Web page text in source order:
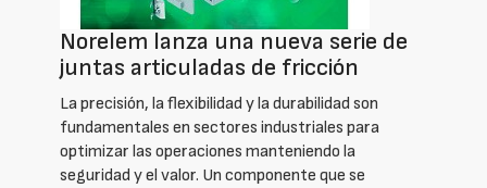
Norelem lanza una nueva serie de
juntas articuladas de fricción
La precisión, la flexibilidad y la durabilidad son
fundamentales en sectores industriales para
optimizar las operaciones manteniendo la
seguridad y el valor. Un componente que se